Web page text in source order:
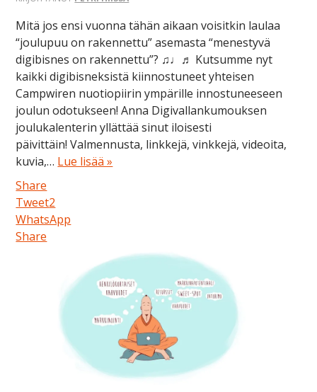
Mitä jos ensi vuonna tähän aikaan voisitkin laulaa
“joulupuu on rakennettu” asemasta “menestyvä
digibisnes on rakennettu”? ♫♩♬ Kutsumme nyt
kaikki digibisneksistä kiinnostuneet yhteisen
Campwiren nuotiopiirin ympärille innostuneeseen
joulun odotukseen! Anna Digivallankumouksen
joulukalenterin yllättää sinut iloisesti
päivittäin! Valmennusta, linkkejä, vinkkejä, videoita,
kuvia,… Lue lisää »
Share
Tweet2
WhatsApp
Share